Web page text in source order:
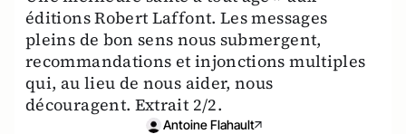
éditions Robert Laffont. Les messages
pleins de bon sens nous submergent,
recommandations et injonctions multiples
qui, au lieu de nous aider, nous
découragent. Extrait 2/2.
Antoine Flahault